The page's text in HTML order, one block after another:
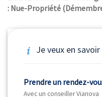
: Nue-Propriété
Je veux en savoir
Prendre un rendez-
Avec un conseiller Vianova